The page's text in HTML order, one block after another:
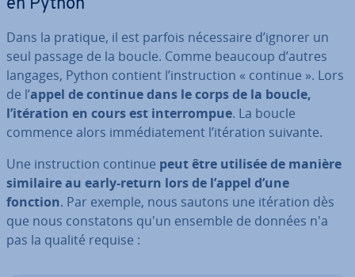
en Python
Dans la pratique, il est parfois né­ces­saire d’ignorer un
seul passage de la boucle. Comme beaucoup d’autres
langages, Python contient l’ins­truc­tion « continue ». Lors
de l’appel de continue dans le corps de la boucle,
l’itération en cours est in­ter­rom­pue. La boucle
commence alors im­mé­dia­te­ment l’itération suivante.
Une ins­truc­tion continue peut être utilisée de manière
similaire au early-return lors de l’appel d’une
fonction. Par exemple, nous sautons une itération dès
que nous cons­ta­tons qu'un ensemble de données n'a
pas la qualité requise :